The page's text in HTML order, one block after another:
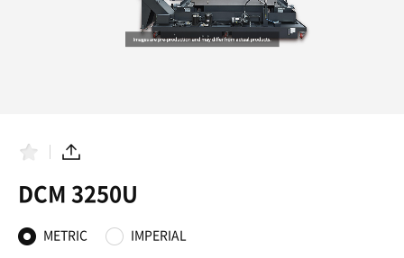
夹
分
DCM 3250U
METRIC IMPERIAL